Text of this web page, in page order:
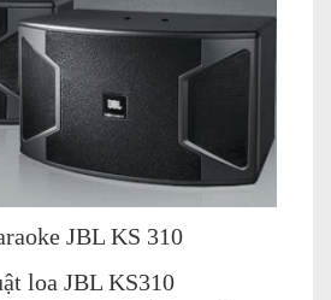
JBL KS 310
loa JBL KS310